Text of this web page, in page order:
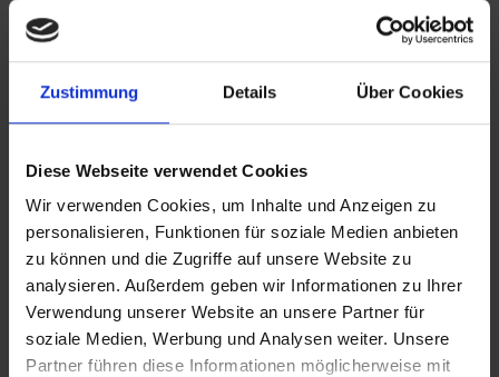
Zustimmung Details Über Cookies
Diese Webseite verwendet Cookies
Wir verwenden Cookies, um Inhalte und Anzeigen zu
personalisieren, Funktionen für soziale Medien anbieten
zu können und die Zugriffe auf unsere Website zu
analysieren. Außerdem geben wir Informationen zu Ihrer
Verwendung unserer Website an unsere Partner für
soziale Medien, Werbung und Analysen weiter. Unsere
Partner führen diese Informationen möglicherweise mit
wir für diese fremden Inhalte auch keine Gewähr
übernehmen. Für die Inhalte der verlinkten Seiten ist stets
der jeweilige Anbieter oder Betreiber der Seiten
verantwortlich. Die verlinkten Seiten wurden zum Zeitpunkt
der Verlinkung auf mögliche Rechtsverstöße überprüft.
nicht erkennbar.
Eine permanente inhaltliche Kontrolle der verlinkten Seiten
ist jedoch ohne konkrete Anhaltspunkte einer
Rechtsverletzung nicht zumutbar. Bei Bekanntwerden von
Rechtsverletzungen werden wir derartige Links umgehend
entfernen.